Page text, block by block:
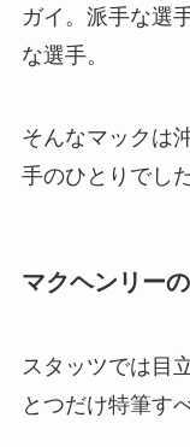
ガイ。派手な選
な選手。
そんなマックは
手のひとりでした
マクヘンリー
スタッツでは目
とつだけ特筆す